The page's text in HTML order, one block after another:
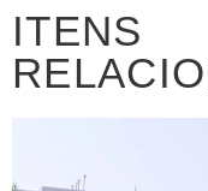
ITENS